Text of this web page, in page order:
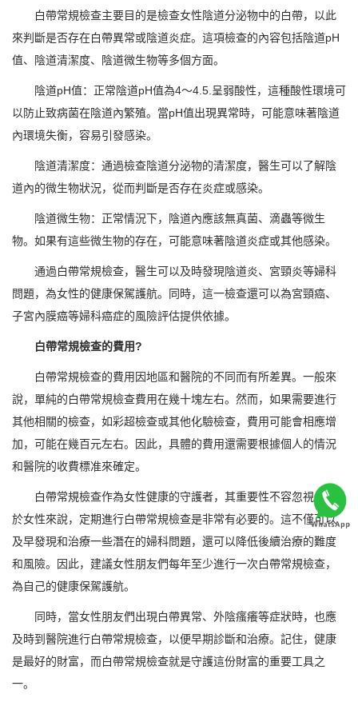
白帶常規檢查主要目的是檢查女性陰道分泌物中的白帶，以此
來判斷是否存在白帶異常或陰道炎症。這項檢查的內容包括陰道pH
值、陰道清潔度、陰道微生物等多個方面。
陰道pH值：正常陰道pH值為4～4.5.呈弱酸性，這種酸性環境可
以防止致病菌在陰道內繁殖。當pH值出現異常時，可能意味著陰道
內環境失衡，容易引發感染。
陰道清潔度：通過檢查陰道分泌物的清潔度，醫生可以了解陰
道內的微生物狀況，從而判斷是否存在炎症或感染。
陰道微生物：正常情況下，陰道內應該無真菌、滴蟲等微生
物。如果有這些微生物的存在，可能意味著陰道炎症或其他感染。
通過白帶常規檢查，醫生可以及時發現陰道炎、宮頸炎等婦科
問題，為女性的健康保駕護航。同時，這一檢查還可以為宮頸癌、
子宮內膜癌等婦科癌症的風險評估提供依據。
白帶常規檢查的費用?
白帶常規檢查的費用因地區和醫院的不同而有所差異。一般來
說，單純的白帶常規檢查費用在幾十塊左右。然而，如果需要進行
其他相關的檢查，如彩超檢查或其他化驗檢查，費用可能會相應增
加，可能在幾百元左右。因此，具體的費用還需要根據個人的情況
和醫院的收費標准來確定。
白帶常規檢查作為女性健康的守護者，其重要性不容忽視。對
於女性來說，定期進行白帶常規檢查是非常有必要的。這不僅可以
及早發現和治療一些潛在的婦科問題，還可以降低後續治療的難度
和風險。因此，建議女性朋友們每年至少進行一次白帶常規檢查，
為自己的健康保駕護航。
同時，當女性朋友們出現白帶異常、外陰瘙癢等症狀時，也應
及時到醫院進行白帶常規檢查，以便早期診斷和治療。記住，健康
是最好的財富，而白帶常規檢查就是守護這份財富的重要工具之
一。